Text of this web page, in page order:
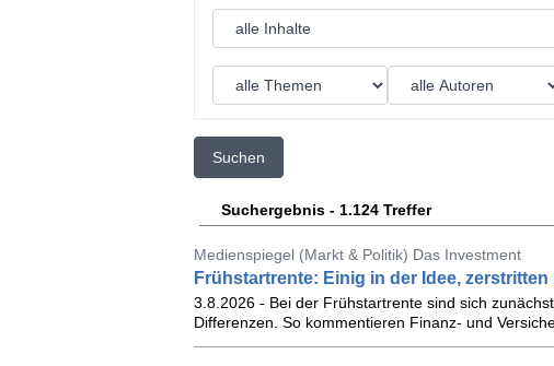
Suchen
Suchergebnis - 1.124 Treffer
Medienspiegel (Markt & Politik) Das Investment
Frühstartrente: Einig in der Idee,
3.8.2026 - Bei der Frühstartrente sind sich
Differenzen. So kommentieren Finanz- und